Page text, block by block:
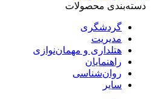
دسته‌بندی محصولات
گردشگری
مدیریت
هتلداری و مهمان‌نوازی
راهنمایان
روان‌شناسی
سایر